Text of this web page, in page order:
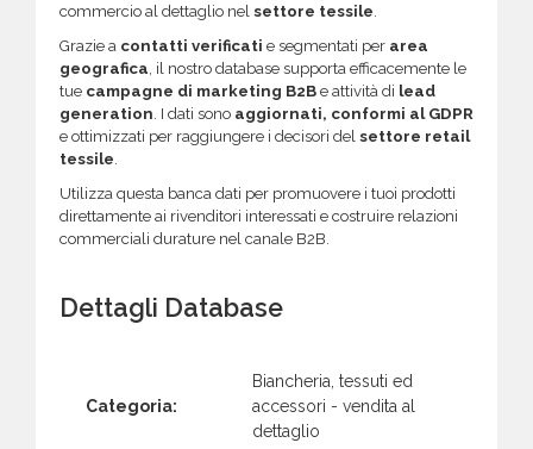
commercio al dettaglio nel settore tessile.
Grazie a contatti verificati e segmentati per area
geografica, il nostro database supporta efficacemente le
tue campagne di marketing B2B e attività di lead
generation. I dati sono aggiornati, conformi al GDPR
e ottimizzati per raggiungere i decisori del settore retail
tessile.
Utilizza questa banca dati per promuovere i tuoi prodotti
direttamente ai rivenditori interessati e costruire relazioni
commerciali durature nel canale B2B.
Dettagli Database
Categoria:
Biancheria, tessuti ed
accessori - vendita al
dettaglio